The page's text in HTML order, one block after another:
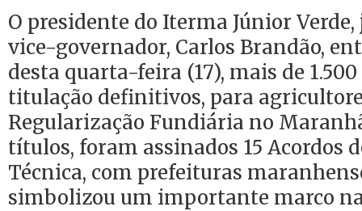
O presidente do Iterma Júnior
vice-governador, Carlos Brandão,
desta quarta-feira (17), mais de
titulação definitivos, para
Regularização Fundiária no
títulos, foram assinados 15 Acordos
Técnica, com prefeituras
simbolizou um importante marco